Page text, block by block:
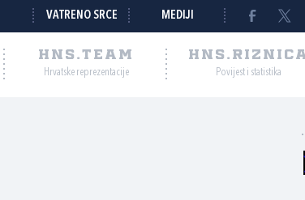
VATRENO SRCE MEDIJI
HNS.TEAM
Hrvatske reprezentacije Povijest i statistika